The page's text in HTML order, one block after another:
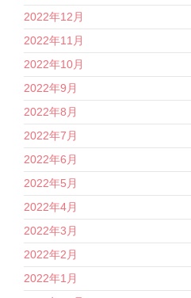
2022年12月
2022年11月
2022年10月
2022年9月
2022年8月
2022年7月
2022年6月
2022年5月
2022年4月
2022年3月
2022年2月
2022年1月